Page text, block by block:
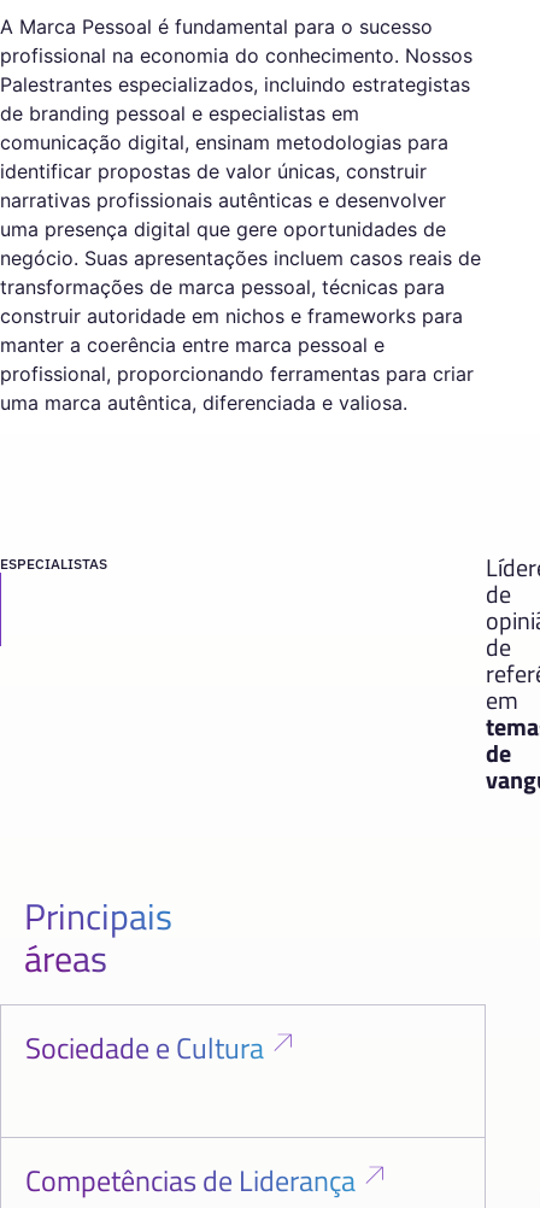
A Marca Pessoal é fundamental para o sucesso
profissional na economia do conhecimento. Nossos
Palestrantes especializados, incluindo estrategistas
de branding pessoal e especialistas em
comunicação digital, ensinam metodologias para
identificar propostas de valor únicas, construir
narrativas profissionais autênticas e desenvolver
uma presença digital que gere oportunidades de
negócio. Suas apresentações incluem casos reais de
transformações de marca pessoal, técnicas para
construir autoridade em nichos e frameworks para
manter a coerência entre marca pessoal e
profissional, proporcionando ferramentas para criar
uma marca autêntica, diferenciada e valiosa.
ESPECIALISTAS
de
de
em
de
Principais
áreas
Sociedade e Cultura
Competências de Liderança